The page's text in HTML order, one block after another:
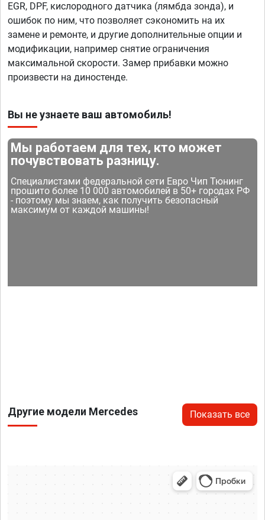
EGR, DPF, кислородного датчика (лямбда зонда), и
ошибок по ним, что позволяет сэкономить на их
замене и ремонте, и другие дополнительные опции и
модификации, например снятие ограничения
максимальной скорости. Замер прибавки можно
произвести на диностенде.
Вы не узнаете ваш автомобиль!
Мы работаем для тех, кто может
почувствовать разницу.
Специалистами федеральной сети Евро Чип Тюнинг
прошито более 10 000 автомобилей в 50+ городах РФ
- поэтому мы знаем, как получить безопасный
максимум от каждой машины!
Другие модели Mercedes Показать все